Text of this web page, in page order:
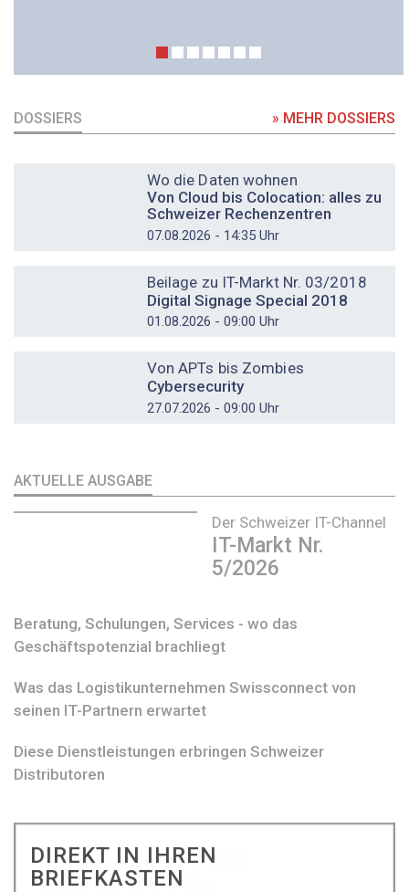
DOSSIERS » MEHR DOSSIERS
Wo die Daten wohnen
Von Cloud bis Colocation: alles zu
Schweizer Rechenzentren
07.08.2026 - 14:35 Uhr
Beilage zu IT-Markt Nr. 03/2018
Digital Signage Special 2018
01.08.2026 - 09:00 Uhr
Von APTs bis Zombies
Cybersecurity
27.07.2026 - 09:00 Uhr
AKTUELLE AUSGABE
Der Schweizer IT-Channel
IT-Markt Nr.
5/2026
Beratung, Schulungen, Services - wo das
Geschäftspotenzial brachliegt
Was das Logistikunternehmen Swissconnect von
seinen IT-Partnern erwartet
Diese Dienstleistungen erbringen Schweizer
Distributoren
DIREKT IN IHREN
BRIEFKASTEN